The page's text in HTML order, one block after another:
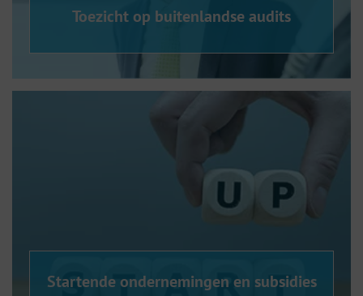
Toezicht op buitenlandse audits
Startende ondernemingen en subsidies